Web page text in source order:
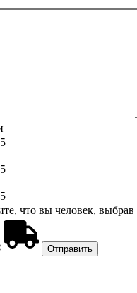
5
5
5
что вы человек, выбрав